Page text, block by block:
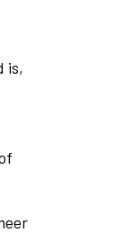
is,